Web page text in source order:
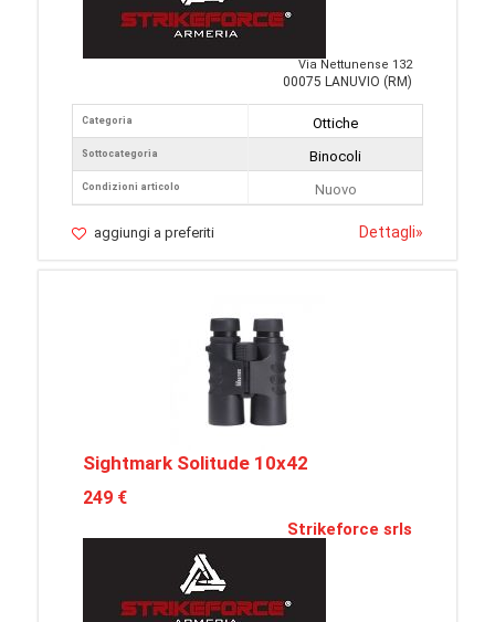
Via Nettunense 132
00075 LANUVIO (RM)
Categoria
Sottocategoria
Condizioni articolo
Ottiche
Binocoli
Nuovo
aggiungi a preferiti Dettagli»
Sightmark Solitude 10x42
249 €
Strikeforce srls